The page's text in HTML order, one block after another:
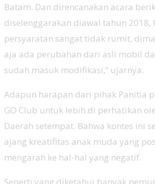
Batam. Dan direncanakan acara
diselenggarakan diawal tahun 2018,
persyaratan sangat tidak rumit,
aja ada perubahan dari asli mobil
sudah masuk modifikasi,” ujarnya.
Adapun harapan dari pihak Panitia
GO Club untuk lebih di perhatikan
Daerah setempat. Bahwa kontes ini
ajang kreatifitas anak muda yang
mengarah ke hal-hal yang negatif.
Seperti yang diketahui banyak